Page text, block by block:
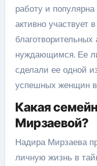
работу и
активно участвует
благотворительных
нуждающимся. Ее
сделали ее одной
успешных женщин
Какая
Мирзаевой?
Надира Мирзаева
личную жизнь в